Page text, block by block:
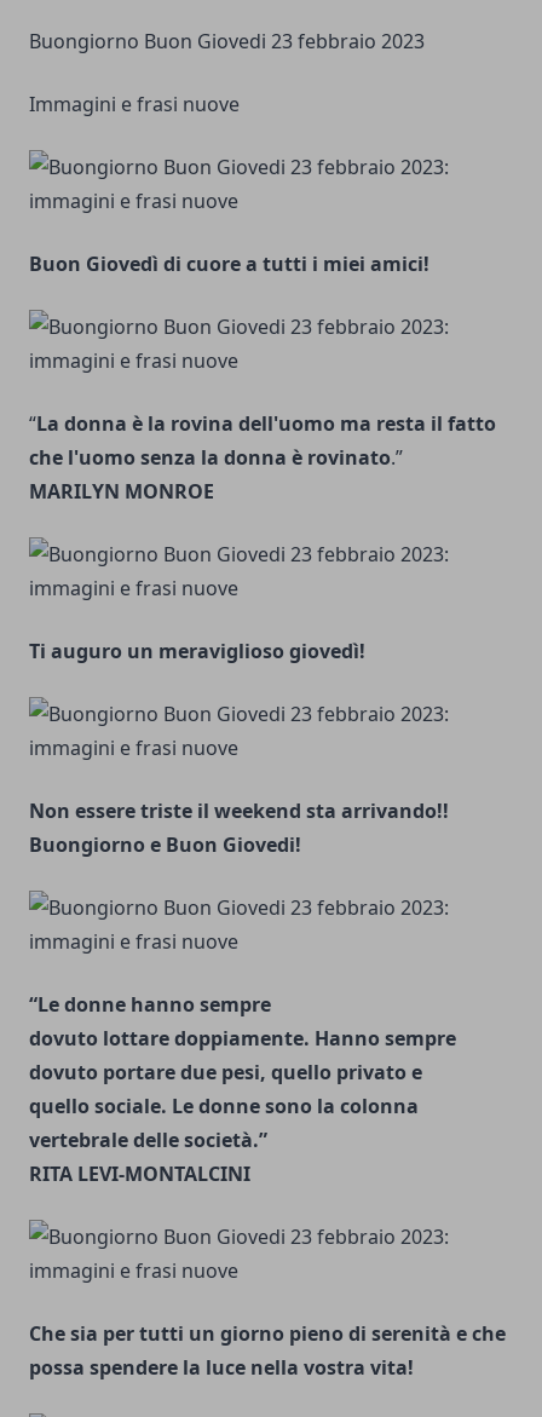
Buongiorno Buon Giovedi 23 febbraio 2023
Immagini e frasi nuove
Buon Giovedì di cuore a tutti i miei amici!
“La donna è la rovina dell'uomo ma resta il fatto
che l'uomo senza la donna è rovinato.”
MARILYN MONROE
Ti auguro un meraviglioso giovedì!
Non essere triste il weekend sta arrivando!!
Buongiorno e Buon Giovedi!
“Le donne hanno sempre
dovuto lottare doppiamente. Hanno sempre
dovuto portare due pesi, quello privato e
quello sociale. Le donne sono la colonna
vertebrale delle società.”
RITA LEVI-MONTALCINI
Che sia per tutti un giorno pieno di serenità e che
possa spendere la luce nella vostra vita!